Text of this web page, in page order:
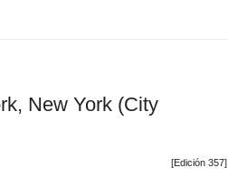
New York (City
[Edición 357]